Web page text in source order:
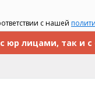
с нашей
юр лицами, так и